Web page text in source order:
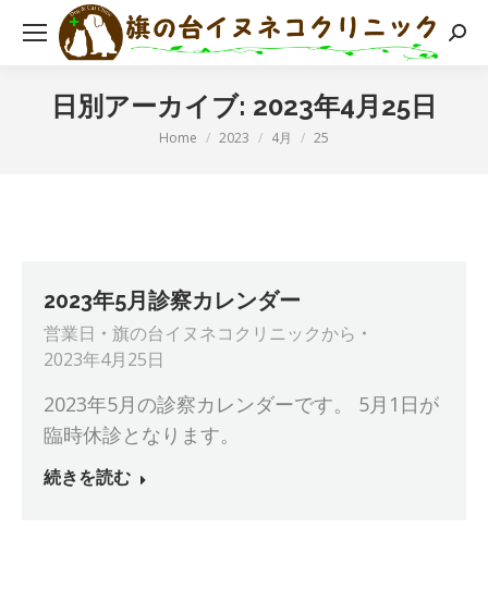
検
日別アーカイブ: 2023年4月25日
現在地:
Home 2023 4月 25
2023年5月診察カレンダー
営業日 旗の台イヌネコクリニックから
2023年4月25日
2023年5月の診察カレンダーです。 5月1日が
臨時休診となります。
続きを読む